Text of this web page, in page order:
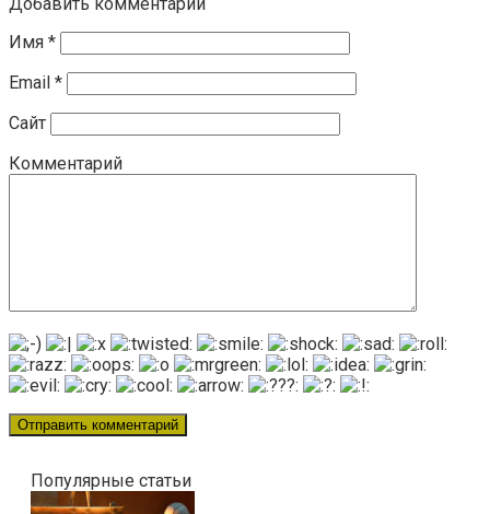
Имя *
Email *
Сайт
Комментарий
Популярные статьи